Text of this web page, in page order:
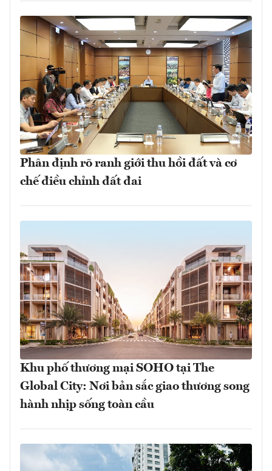
Phân định rõ ranh giới thu hồi đất và cơ
chế điều chỉnh đất đai
Khu phố thương mại SOHO tại The
Global City: Nơi bản sắc giao thương song
hành nhịp sống toàn cầu